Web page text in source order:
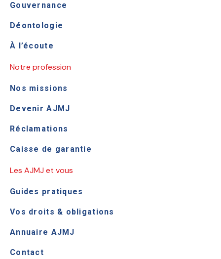
Gouvernance
Déontologie
À l’écoute
Notre profession
Nos missions
Devenir AJMJ
Réclamations
Caisse de garantie
Les AJMJ et vous
Guides pratiques
Vos droits & obligations
Annuaire AJMJ
Contact